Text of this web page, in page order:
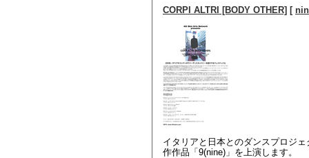
CORPI ALTRI [BODY OTHER] [
イタリアと日本とのダンスプロジェ
作作品「9(nine)」を上演します。